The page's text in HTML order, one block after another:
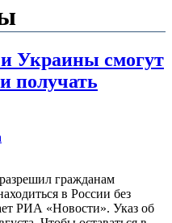
Украины смогут
получать
гражданам
в России без
РИА «Новости». Указ об